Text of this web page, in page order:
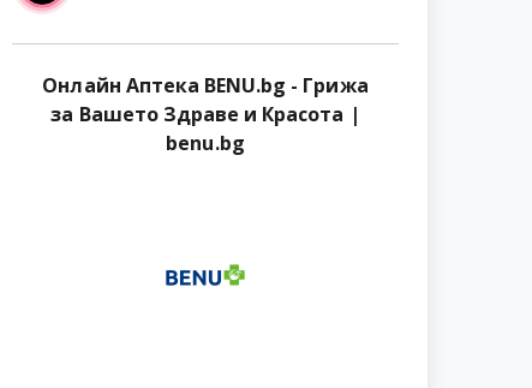
Онлайн Аптека BENU.bg - Грижа
за Вашето Здраве и Красота |
benu.bg